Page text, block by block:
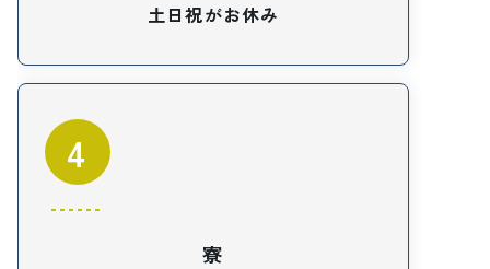
土日祝がお休み
4
寮